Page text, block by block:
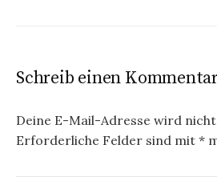
Schreib einen
Deine E-Mail-Adresse wird
Erforderliche Felder sind mit *